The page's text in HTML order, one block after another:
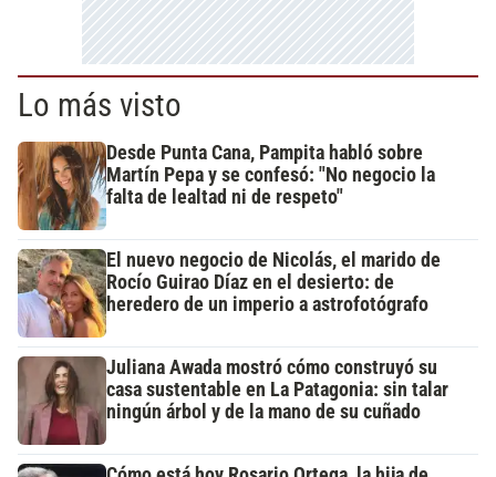
Lo más visto
Desde Punta Cana, Pampita habló sobre
Martín Pepa y se confesó: "No negocio la
falta de lealtad ni de respeto"
El nuevo negocio de Nicolás, el marido de
Rocío Guirao Díaz en el desierto: de
heredero de un imperio a astrofotógrafo
Juliana Awada mostró cómo construyó su
casa sustentable en La Patagonia: sin talar
ningún árbol y de la mano de su cuñado